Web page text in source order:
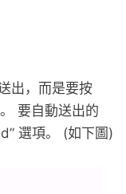
出，而是要按
要自動送出的
選項。 (如下圖)